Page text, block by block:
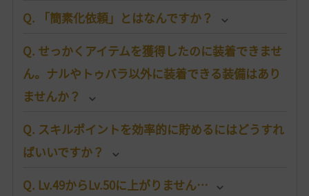
Q. 「簡素化依頼」とはなんですか？
Q. せっかくアイテムを獲得したのに装着できませ
ん。ナルやトゥバラ以外に装着できる装備はあり
ませんか？
Q. スキルポイントを効率的に貯めるにはどうすれ
ばいいですか？
Q. Lv.49からLv.50に上がりません…